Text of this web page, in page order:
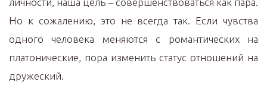
Но к сожалению, это не всегда так. Если чувства
одного человека меняются с романтических на
платонические, пора изменить статус отношений на
дружеский.